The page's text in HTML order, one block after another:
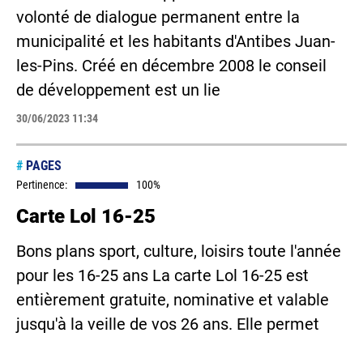
volonté de dialogue permanent entre la
municipalité et les habitants d'Antibes Juan-
les-Pins. Créé en décembre 2008 le conseil
de développement est un lie
30/06/2023 11:34
# PAGES
Pertinence: 100%
Carte Lol 16-25
Bons plans sport, culture, loisirs toute l'année
pour les 16-25 ans La carte Lol 16-25 est
entièrement gratuite, nominative et valable
jusqu'à la veille de vos 26 ans. Elle permet